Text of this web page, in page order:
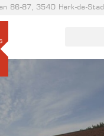
86-87, 3540 Herk-de-Stad